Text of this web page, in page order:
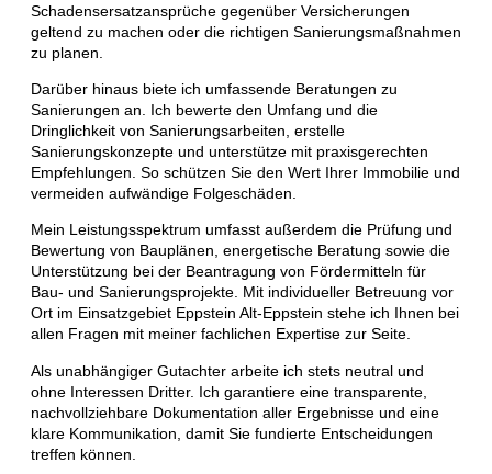
Schadensersatzansprüche gegenüber Versicherungen
geltend zu machen oder die richtigen Sanierungsmaßnahmen
zu planen.
Darüber hinaus biete ich umfassende Beratungen zu
Sanierungen an. Ich bewerte den Umfang und die
Dringlichkeit von Sanierungsarbeiten, erstelle
Sanierungskonzepte und unterstütze mit praxisgerechten
Empfehlungen. So schützen Sie den Wert Ihrer Immobilie und
vermeiden aufwändige Folgeschäden.
Mein Leistungsspektrum umfasst außerdem die Prüfung und
Bewertung von Bauplänen, energetische Beratung sowie die
Unterstützung bei der Beantragung von Fördermitteln für
Bau- und Sanierungsprojekte. Mit individueller Betreuung vor
Ort im Einsatzgebiet Eppstein Alt-Eppstein stehe ich Ihnen bei
allen Fragen mit meiner fachlichen Expertise zur Seite.
Als unabhängiger Gutachter arbeite ich stets neutral und
ohne Interessen Dritter. Ich garantiere eine transparente,
nachvollziehbare Dokumentation aller Ergebnisse und eine
klare Kommunikation, damit Sie fundierte Entscheidungen
treffen können.